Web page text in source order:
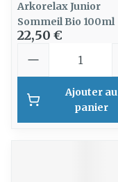
Arkorelax Junior
Sommeil Bio 100ml
22,50 €
Ajouter au
panier